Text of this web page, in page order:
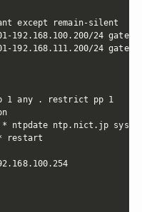
except remain-silent
192.168.100.200/24
192.168.111.200/24
1 any . restrict pp 1
* ntpdate ntp.nict.jp
restart